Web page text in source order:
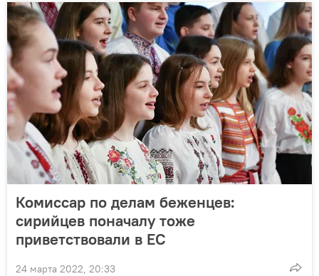
Комиссар по делам беженцев:
сирийцев поначалу тоже
приветствовали в ЕС
24 марта 2022, 20:33